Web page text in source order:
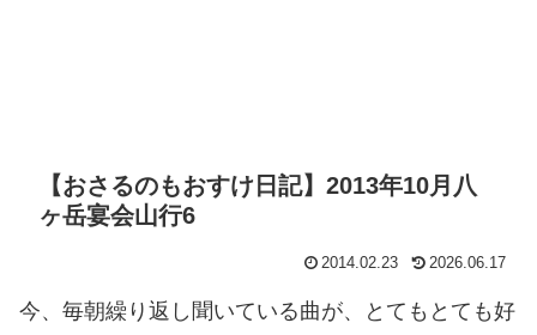
【おさるのもおすけ日記】2013年10月八
ヶ岳宴会山行6
2014.02.23 2026.06.17
今、毎朝繰り返し聞いている曲が、とてもとても好